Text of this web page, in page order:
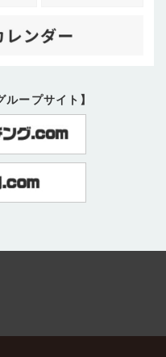
ループサイト】